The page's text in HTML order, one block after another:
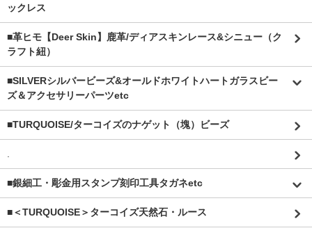
ックレス
■革ヒモ【Deer Skin】鹿革/ディアスキンレース&シニュー（ク
ラフト紐）
■SILVERシルバービーズ&オールドホワイトハートガラスビー
ズ＆アクセサリーパーツetc
■TURQUOISE/ターコイズのナゲット（塊）ビーズ
.
■銀細工・彫金用スタンプ刻印工具タガネetc
■＜TURQUOISE＞ターコイズ天然石・ルース